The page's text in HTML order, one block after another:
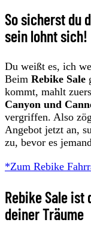
So sicherst du
sein lohnt sich!
Du weißt es, ich
Beim Rebike Sale
kommt, mahlt
Canyon und
vergriffen. Also
Angebot jetzt an,
zu, bevor es
*Zum Rebike
Rebike Sale ist
deiner Träume